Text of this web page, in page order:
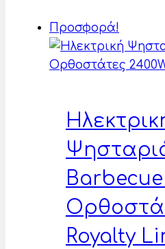
Προσφορά!
Royalty